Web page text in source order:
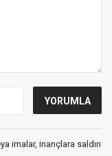
imalar, inançlara saldırı